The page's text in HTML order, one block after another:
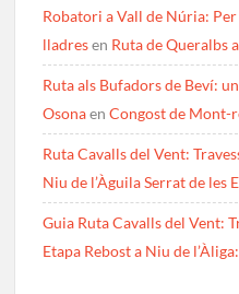
Robatori a Vall de Núria:
lladresen Ruta de Queralbs
Ruta als Bufadors de Beví:
OsonaenCongost de Mont-
Ruta Cavalls del Vent:
Niu de l’Àguila Serrat de les
Guia Ruta Cavalls del Vent:
Etapa Rebost a Niu de